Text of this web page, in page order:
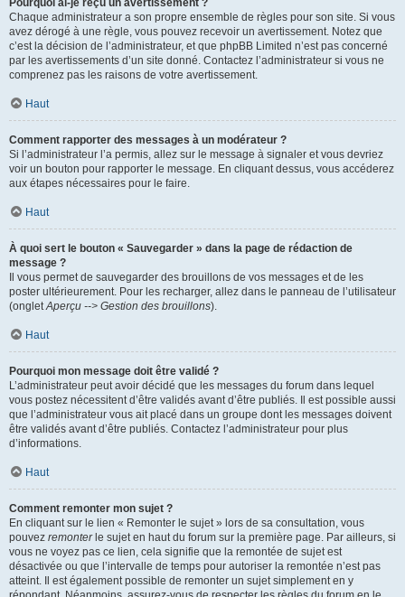
Pourquoi ai-je reçu un avertissement ?
Chaque administrateur a son propre ensemble de règles pour son site. Si vous
avez dérogé à une règle, vous pouvez recevoir un avertissement. Notez que
c’est la décision de l’administrateur, et que phpBB Limited n’est pas concerné
par les avertissements d’un site donné. Contactez l’administrateur si vous ne
comprenez pas les raisons de votre avertissement.
Haut
Comment rapporter des messages à un modérateur ?
Si l’administrateur l’a permis, allez sur le message à signaler et vous devriez
voir un bouton pour rapporter le message. En cliquant dessus, vous accéderez
aux étapes nécessaires pour le faire.
Haut
À quoi sert le bouton « Sauvegarder » dans la page de rédaction de
message ?
Il vous permet de sauvegarder des brouillons de vos messages et de les
poster ultérieurement. Pour les recharger, allez dans le panneau de l’utilisateur
(ongletAperçu --> Gestion des brouillons).
Haut
Pourquoi mon message doit être validé ?
L’administrateur peut avoir décidé que les messages du forum dans lequel
vous postez nécessitent d’être validés avant d’être publiés. Il est possible aussi
que l’administrateur vous ait placé dans un groupe dont les messages doivent
être validés avant d’être publiés. Contactez l’administrateur pour plus
d’informations.
Haut
Comment remonter mon sujet ?
En cliquant sur le lien « Remonter le sujet » lors de sa consultation, vous
pouvez remonterle sujet en haut du forum sur la première page. Par ailleurs, si
vous ne voyez pas ce lien, cela signifie que la remontée de sujet est
désactivée ou que l’intervalle de temps pour autoriser la remontée n’est pas
atteint. Il est également possible de remonter un sujet simplement en y